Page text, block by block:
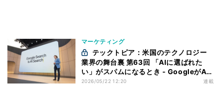
マーケティング
業界の舞台裏 第63回 「AIに選ばれた
い」がスパムになるとき - GoogleがAI
検索時代に引いた新たな一線
2026/05/22 12:20 連載